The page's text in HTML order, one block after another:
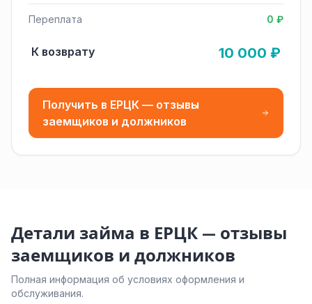
Переплата 0 ₽
К возврату 10 000 ₽
Получить в ЕРЦК — отзывы
заемщиков и должников
Детали займа в ЕРЦК — отзывы
заемщиков и должников
Полная информация об условиях оформления и
обслуживания.